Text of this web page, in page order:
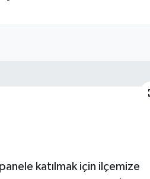
katılmak için ilçemize